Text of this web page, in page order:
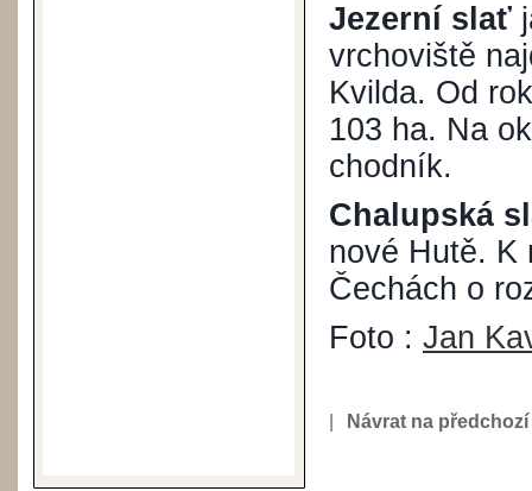
Jezerní slať
vrchoviště
Kvilda. Od
103 ha. Na
chodník.
Chalupská
nové Hutě. K
Čechách o
Foto : Jan
Návrat na